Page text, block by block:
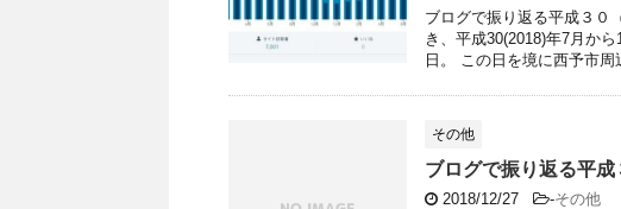
ブログで振り返る平成３０
き、平成30(2018)年7月か
日。 この日を境に西予市周
その他
ブログで振り返る平
2018/12/27 -その他